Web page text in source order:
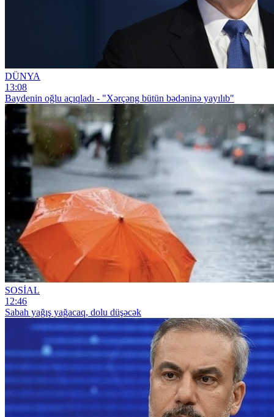
DÜNYA
13:08
Baydenin oğlu açıqladı - "Xərçəng bütün bədəninə yayılıb"
SOSİAL
12:46
Sabah yağış yağacaq, dolu düşəcək